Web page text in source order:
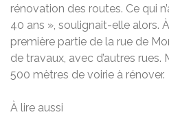
rénovation des routes. Ce qui
40 ans », soulignait-elle alors.
première partie de la rue de
de travaux, avec d’autres rues.
500 mètres de voirie à rénover.
À lire aussi